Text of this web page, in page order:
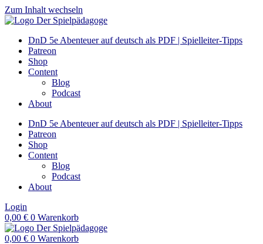
Zum Inhalt wechseln
DnD 5e Abenteuer auf deutsch als PDF | Spielleiter-Tipps
Patreon
Shop
Content
Blog
Podcast
About
DnD 5e Abenteuer auf deutsch als PDF | Spielleiter-Tipps
Patreon
Shop
Content
Blog
Podcast
About
Login
0,00 € 0 Warenkorb
0,00 € 0 Warenkorb